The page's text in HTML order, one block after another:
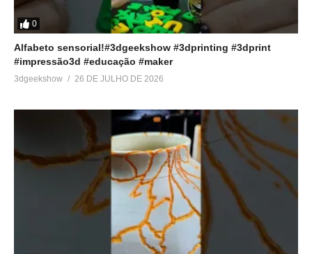
0
Alfabeto sensorial!#3dgeekshow #3dprinting #3dprint
#impressão3d #educação #maker
3dgeekshow 26 DE JULHO DE 2026